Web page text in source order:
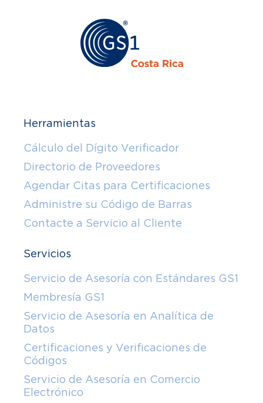
Herramientas
Cálculo del Dígito Verificador
Directorio de Proveedores
Agendar Citas para Certificaciones
Administre su Código de Barras
Contacte a Servicio al Cliente
Servicios
Servicio de Asesoría con Estándares GS1
Membresía GS1
Servicio de Asesoría en Analítica de
Datos
Certificaciones y Verificaciones de
Códigos
Servicio de Asesoría en Comercio
Electrónico